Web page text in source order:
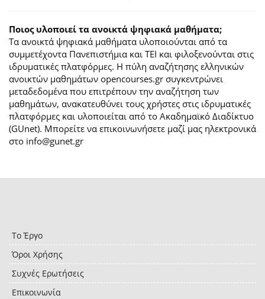
Ποιος υλοποιεί τα ανοικτά ψηφιακά μαθήματα;
Τα ανοικτά ψηφιακά μαθήματα υλοποιούνται από τα
συμμετέχοντα Πανεπιστήμια και ΤΕΙ και φιλοξενούνται στις
ιδρυματικές πλατφόρμες. H πύλη αναζήτησης ελληνικών
ανοικτών μαθημάτων opencourses.gr συγκεντρώνει
μεταδεδομένα που επιτρέπουν την αναζήτηση των
μαθημάτων, ανακατευθύνει τους χρήστες στις ιδρυματικές
πλατφόρμες και υλοποιείται από το Ακαδημαϊκό Διαδίκτυο
(GUnet). Μπορείτε να επικοινωνήσετε μαζί μας ηλεκτρονικά
στο info@gunet.gr
Το Έργο
Όροι Χρήσης
Συχνές Ερωτήσεις
Επικοινωνία